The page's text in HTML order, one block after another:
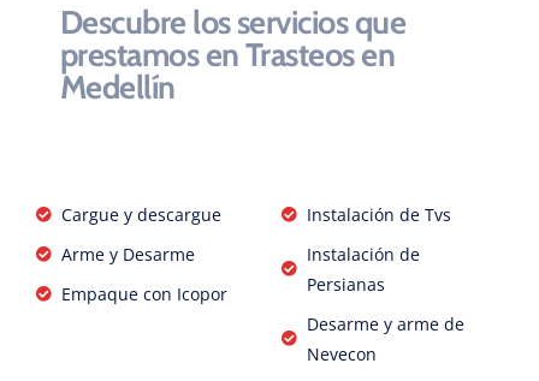
Descubre los servicios que
prestamos en Trasteos en
Medellín
Cargue y descargue
Arme y Desarme
Empaque con Icopor
Instalación de Tvs
Instalación de
Persianas
Desarme y arme de
Nevecon